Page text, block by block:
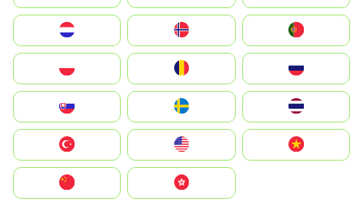
United States
中國香港特別行政區